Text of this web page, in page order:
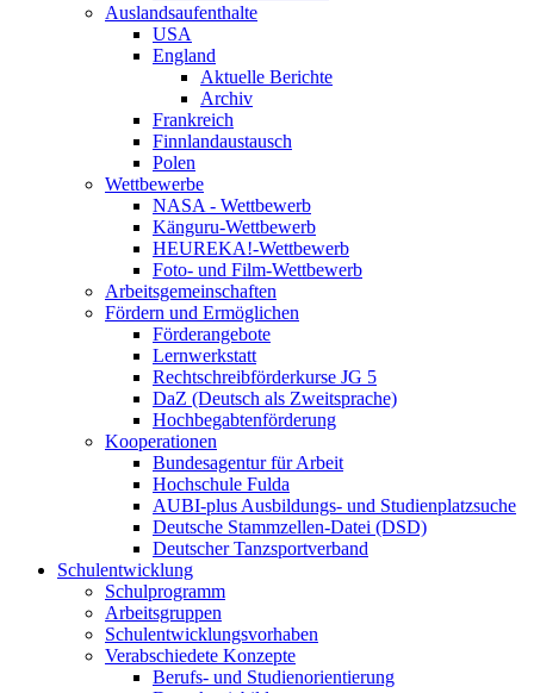
Auslandsaufenthalte
USA
England
Aktuelle Berichte
Archiv
Frankreich
Finnlandaustausch
Polen
Wettbewerbe
NASA - Wettbewerb
Känguru-Wettbewerb
HEUREKA!-Wettbewerb
Foto- und Film-Wettbewerb
Arbeitsgemeinschaften
Fördern und Ermöglichen
Förderangebote
Lernwerkstatt
Rechtschreibförderkurse JG 5
DaZ (Deutsch als Zweitsprache)
Hochbegabtenförderung
Kooperationen
Bundesagentur für Arbeit
Hochschule Fulda
AUBI-plus Ausbildungs- und Studienplatzsuche
Deutsche Stammzellen-Datei (DSD)
Deutscher Tanzsportverband
Schulentwicklung
Schulprogramm
Arbeitsgruppen
Schulentwicklungsvorhaben
Verabschiedete Konzepte
Berufs- und Studienorientierung